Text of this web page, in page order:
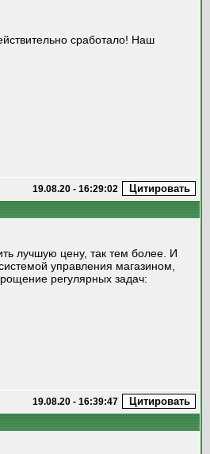
сработало! Наш
19.08.20 - 16:29:02
лучшую цену, так тем более. И
управления магазином,
регулярных задач:
19.08.20 - 16:39:47